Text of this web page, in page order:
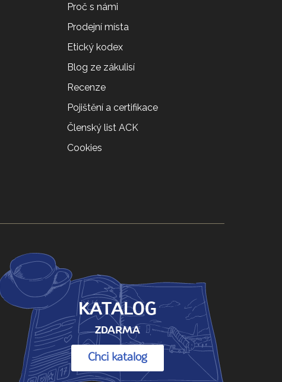
Proč s námi
Prodejní místa
Etický kodex
Blog ze zákulisí
Recenze
Pojištění a certifikace
Členský list ACK
Cookies
KATALOG
ZDARMA
Chci katalog